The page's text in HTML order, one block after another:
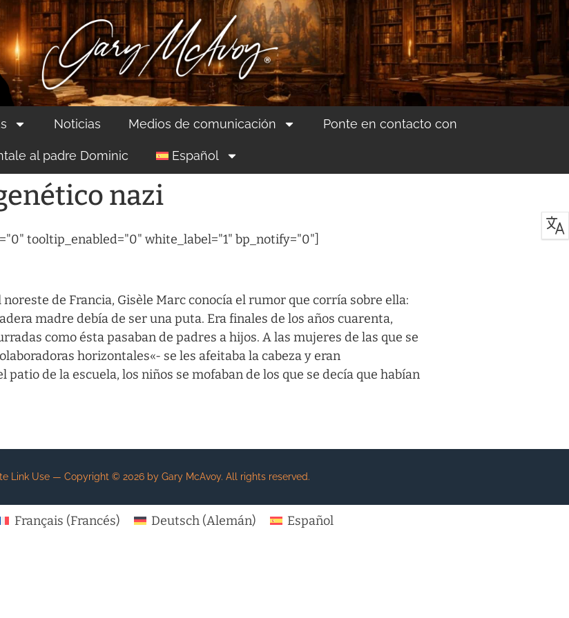
Noticias Medios de comunicación Ponte en contacto con
al padre Dominic Español
nazi
tooltip_enabled="0" white_label="1" bp_notify="0"]
de Francia, Gisèle Marc conocía el rumor que corría sobre ella:
madre debía de ser una puta. Era finales de los años cuarenta,
como ésta pasaban de padres a hijos. A las mujeres de las que se
horizontales«- se les afeitaba la cabeza y eran
de la escuela, los niños se mofaban de los que se decía que habían
Link Use— Copyright © 2026by Gary McAvoy. All rights reserved.
Français (Francés) Deutsch(Alemán) Español